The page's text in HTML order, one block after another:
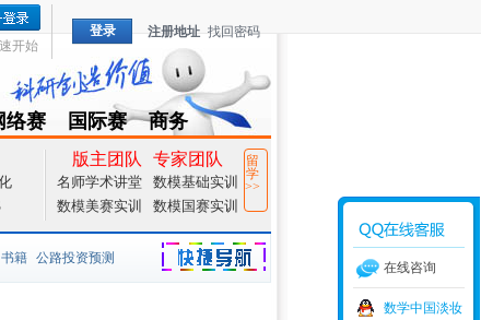
开始
登录 注册地址 找回密码
络赛 国际赛
CAMCM
商务
Special
版主团队 专家团队
名师学术讲堂
数模基础实训
数模美赛实训
数模国赛实训
留
学
>>
捷导航
书籍 公路投资预测
在线咨询
数学中国淡妆